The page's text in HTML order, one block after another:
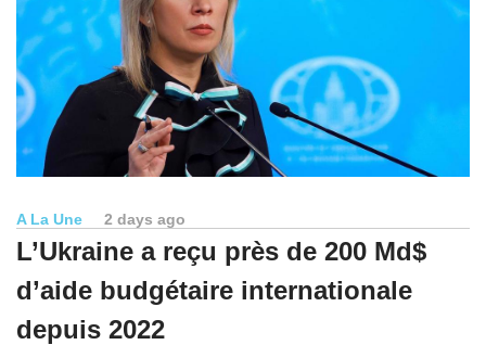
A La Une 2 days ago
L’Ukraine a reçu près de 200 Md$
d’aide budgétaire internationale
depuis 2022